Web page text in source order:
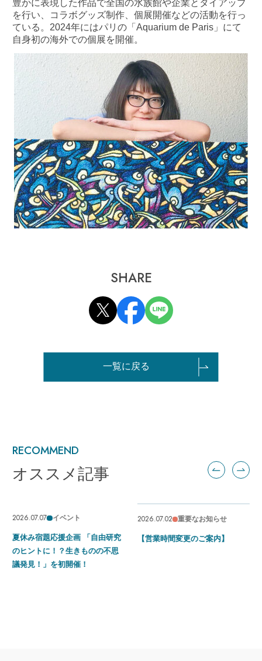
豊かに表現した作品で全国の水族館や企業とタイアップ
を行い、コラボグッズ制作、個展開催などの活動を行っ
ている。2024年にはパリの「Aquarium de Paris」にて
自身初の海外での個展を開催。
SHARE
一覧に戻る
RECOMMEND
オススメ記事
2026.07.07 イベント
夏休み宿題応援企画 「自由研究
のヒントに！？生きものの不思
議発見！」を初開催！
2026.07.02 重要なお知らせ
【営業時間変更のご案内】